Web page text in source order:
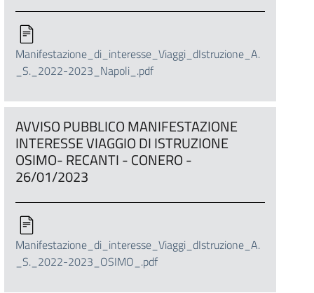
Manifestazione_di_interesse_Viaggi_dIstruzione_A.
_S._2022-2023_Napoli_.pdf
AVVISO PUBBLICO MANIFESTAZIONE
INTERESSE VIAGGIO DI ISTRUZIONE
OSIMO- RECANTI - CONERO -
26/01/2023
Manifestazione_di_interesse_Viaggi_dIstruzione_A.
_S._2022-2023_OSIMO_.pdf